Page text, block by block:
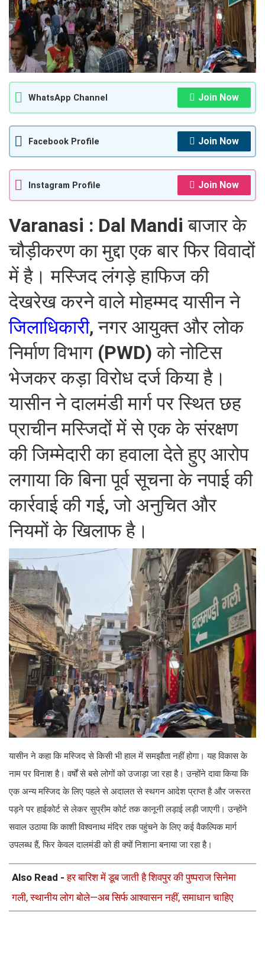
WhatsApp Channel Join Now
Facebook Profile Join Now
Instagram Profile Join Now
Varanasi : Dal Mandiबाजार के
चौड़ीकरण का मुद्दा एक बार फिर विवादों
में है। मस्जिद लंगड़े हाफिज की
देखरेख करने वाले मोहम्मद यासीन ने
जिलाधिकारी, नगर आयुक्त और लोक
निर्माण विभाग (PWD)को नोटिस
भेजकर कड़ा विरोध दर्ज किया है।
यासीन ने दालमंडी मार्ग पर स्थित छह
प्राचीन मस्जिदों में से एक के संरक्षण
की जिम्मेदारी का हवाला देते हुए आरोप
लगाया कि बिना पूर्व सूचना के नपाई की
कार्रवाई की गई, जो अनुचित और
नियमों के खिलाफ है।
यासीन ने कहा कि मस्जिद से किसी भी हाल में समझौता नहीं होगा। यह विकास के
नाम पर विनाश है। वर्षों से बसे लोगों को उजाड़ा जा रहा है। उन्होंने दावा किया कि
एक अन्य मस्जिद के लिए पहले से अदालत से स्थगन आदेश प्राप्त है और जरूरत
पड़ने पर हाईकोर्ट से लेकर सुप्रीम कोर्ट तक कानूनी लड़ाई लड़ी जाएगी। उन्होंने
सवाल उठाया कि काशी विश्वनाथ मंदिर तक पहुंचने के लिए कई वैकल्पिक मार्ग
उपलब्ध हैं, फिर केवल दालमंडी को ही क्यों निशाना बनाया जा रहा है।
Also Read -हर बारिश में डूब जाती है शिवपुर की पुष्पराज सिनेमा
गली, स्थानीय लोग बोले—अब सिर्फ आश्वासन नहीं, समाधान चाहिए